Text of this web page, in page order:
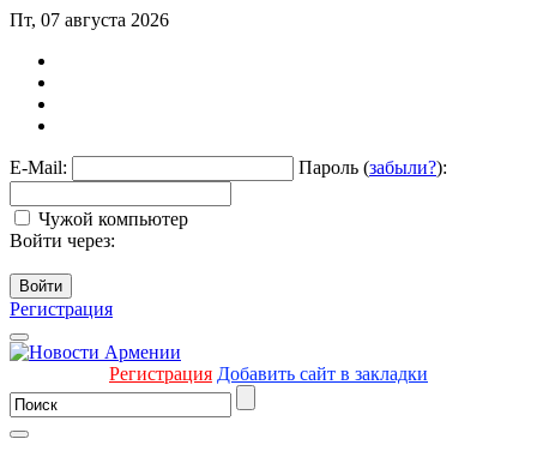
Пт, 07 августа 2026
E-Mail: Пароль (забыли?):
Чужой компьютер
Войти через:
Войти
Регистрация
Регистрация Добавить сайт в закладки